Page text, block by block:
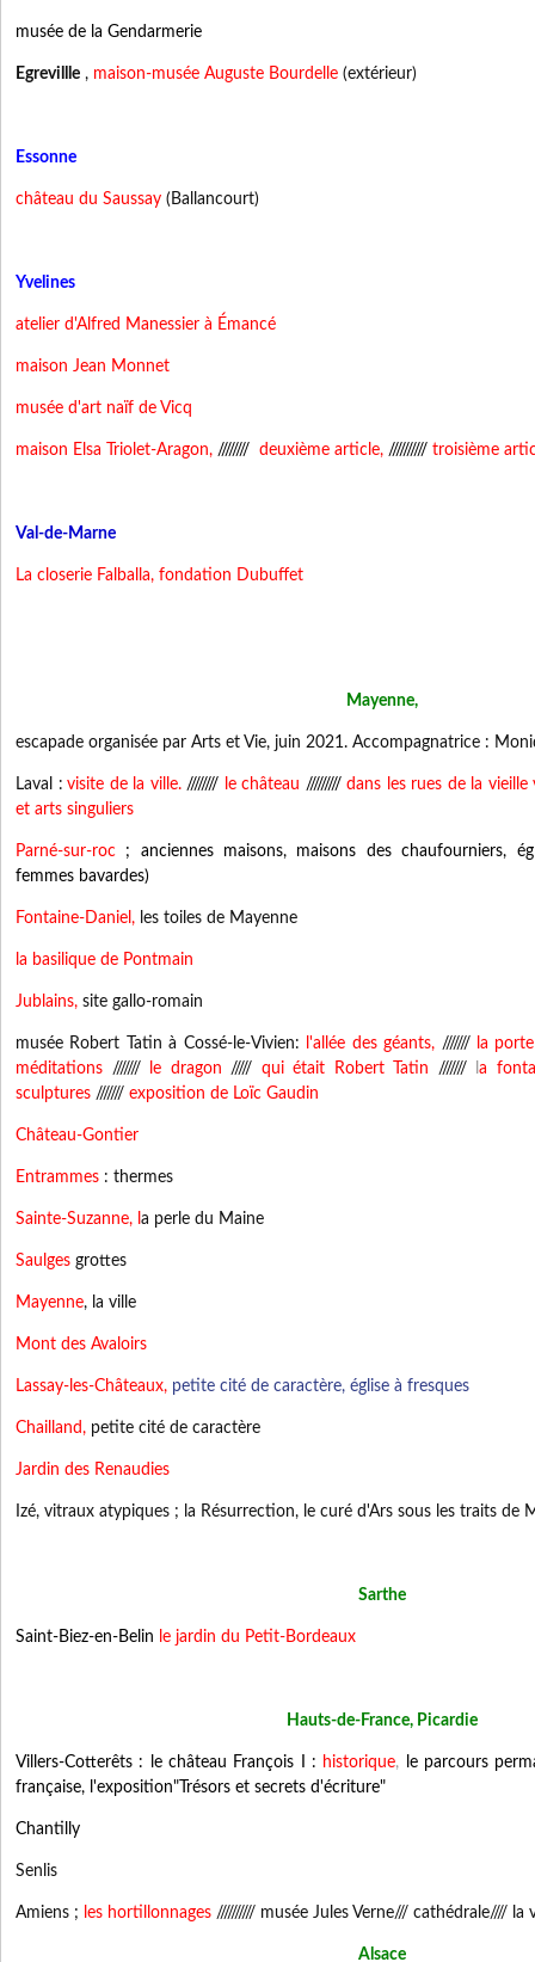
musée de la Gendarmerie
Egrevillle , maison-musée Auguste Bourdelle (extérieur)
Essonne
château du Saussay (Ballancourt)
Yvelines
atelier d'Alfred Manessier à Émancé
maison Jean Monnet
musée d'art naïf de Vicq
maison Elsa Triolet-Aragon, //////// deuxième article, ////////// troisième
Val-de-Marne
La closerie Falballa, fondation Dubuffet
Mayenne,
escapade organisée par Arts et Vie, juin 2021. Accompagnatrice :
Laval : visite de la ville. //////// le château ///////// dans les rues de la vieille
et arts singuliers
Parné-sur-roc ; anciennes maisons, maisons des chaufourniers,
femmes bavardes)
Fontaine-Daniel, les toiles de Mayenne
la basilique de Pontmain
Jublains, site gallo-romain
musée Robert Tatin à Cossé-le-Vivien: l'allée des géants, ///////
la
méditations /////// le dragon ///// qui était Robert Tatin /////// la
sculptures /////// exposition de Loïc Gaudin
Château-Gontier
Entrammes : thermes
Sainte-Suzanne, l a perle du Maine
Saulges grottes
Mayenne, la ville
Mont des Avaloirs
Lassay-les-Châteaux, petite cité de caractère, église à fresques
Chailland, petite cité de caractère
Jardin des Renaudies
Izé, vitraux atypiques ; la Résurrection, le curé d'Ars sous les traits de
Sarthe
Saint-Biez-en-Belin le jardin du Petit-Bordeaux
Hauts-de-France, Picardie
Villers-Cotterêts : le château François I : historique, le parcours
française, l'exposition"Trésors et secrets d'écriture"
Chantilly
Senlis
Amiens ; les hortillonnages ////////// musée Jules Verne/// cathédrale//// la
Alsace